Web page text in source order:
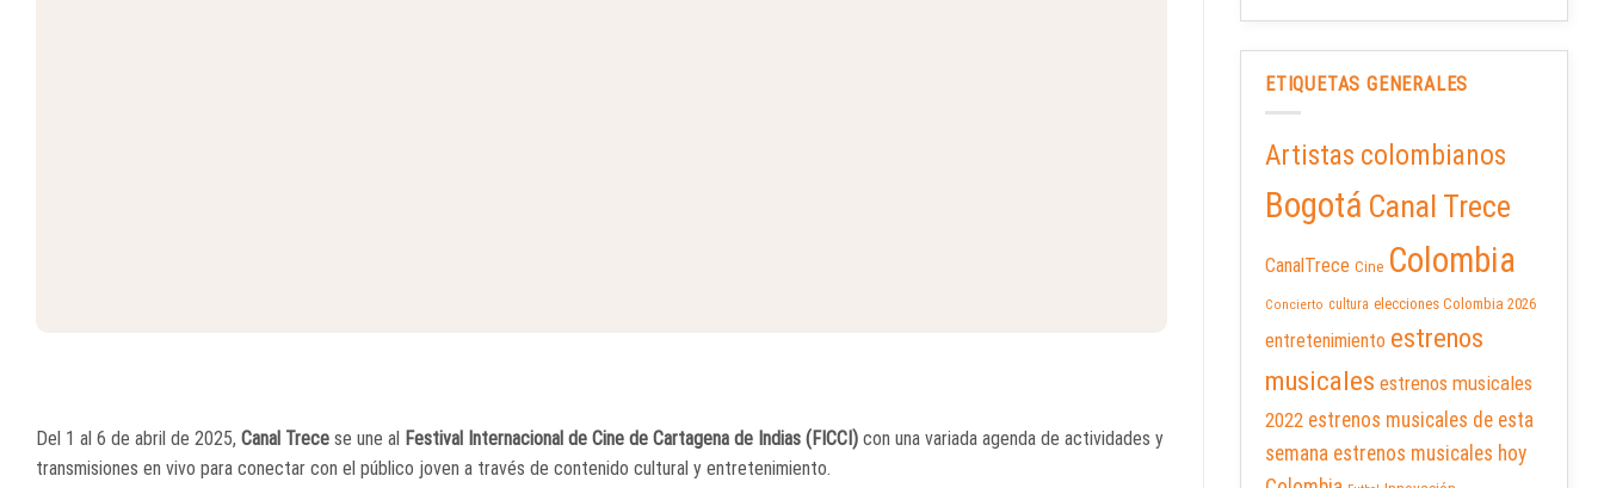
Del 1 al 6 de abril de 2025, Canal Trece se une al Festival Internacional de Cine de Cartagena de Indias (FICCI) con una variada agenda de actividades y
transmisiones en vivo para conectar con el público joven a través de contenido cultural y entretenimiento.
ETIQUETAS GENERALES
Artistas colombianos
Bogotá Canal Trece
CanalTrece Cine Colombia
Concierto cultura elecciones Colombia 2026
entretenimiento estrenos
musicales estrenos musicales
2022 estrenos musicales de esta
semana estrenos musicales hoy